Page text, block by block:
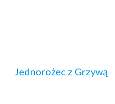
Jednorożec z Grzywą